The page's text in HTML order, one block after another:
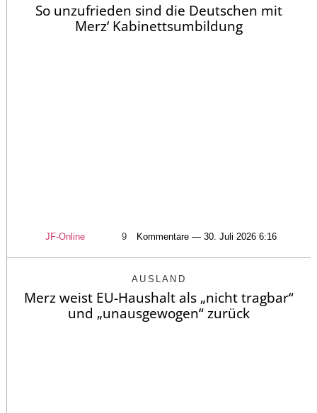
So unzufrieden sind die Deutschen mit
Merz‘ Kabinettsumbildung
JF-Online 9 Kommentare — 30. Juli 2026 6:16
AUSLAND
Merz weist EU-Haushalt als „nicht tragbar“
und „unausgewogen“ zurück